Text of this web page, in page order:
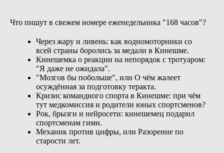
Что пишут в свежем номере еженедельника "168 часов"?
Через жару и ливень: как водномоторники со
всей страны боролись за медали в Кинешме.
Кинешемка о реакции на непорядок с тротуаром:
"Я даже не ожидала".
"Мозгов бы побольше", или О чём жалеет
осуждённая за подготовку теракта.
Кризис командного спорта в Кинешме: при чём
тут медкомиссия и родители юных спортсменов?
Рок, брызги и нейросети: кинешемец подарил
спортсменам гимн.
Механик против цифры, или Разорение по
старости лет.